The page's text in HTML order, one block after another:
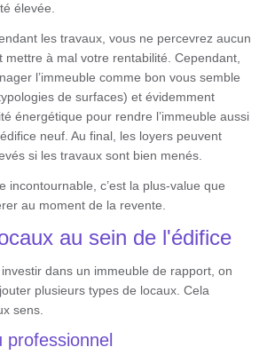
élevée.
les travaux, vous ne percevrez aucun
mettre à mal votre rentabilité. Cependant,
l’immeuble comme bon vous semble
de surfaces) et évidemment
énergétique pour rendre l’immeuble aussi
neuf. Au final, les loyers peuvent
si les travaux sont bien menés.
incontournable, c’est la plus-value que
au moment de la revente.
au sein de l'édifice
dans un immeuble de rapport, on
plusieurs types de locaux. Cela
sens.
professionnel